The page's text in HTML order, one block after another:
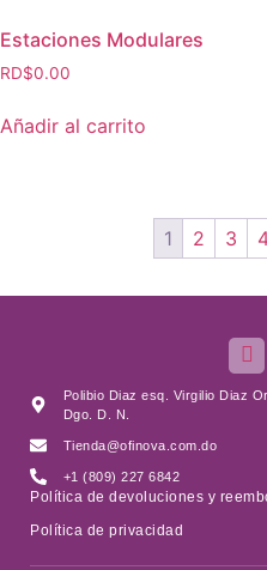
Estaciones Modulares
RD$0.00
Añadir al carrito
1 2 3
Polibio Diaz esq. Virgilio Diaz
Dgo. D. N.
Tienda@ofinova.com.do
+1 (809) 227 6842
Política de devoluciones y
Política de privacidad